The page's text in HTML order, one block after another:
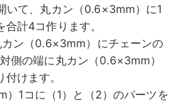
いて、丸カン（0.6×3mm）に1
計4コ作ります。
カン（0.6×3mm）にチェーンの
側の端に丸カン（0.6×3mm）
けます。
）1コに（1）と（2）のパーツを